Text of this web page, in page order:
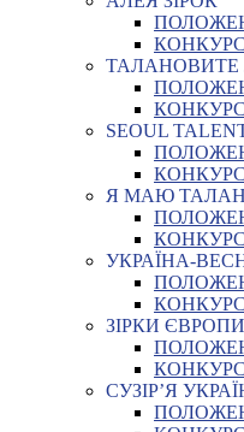
ТАЛАНОВИТЕ
SEOUL
Я МАЮ
УКРАЇНА-
ЗІРКИ ЄВРОПИ
СУЗІР’Я